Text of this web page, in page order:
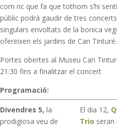
com ric que fa que tothom s’hi
públic podrà gaudir de tres
singulars envoltats de la bonica
ofereixen els jardins de Can Tinturé.
Portes obertes al Museu Can
21:30 fins a finalitzar el concert
Programació:
Divendres 5, la
prodigiosa veu de
El dia 12,
Trio seran